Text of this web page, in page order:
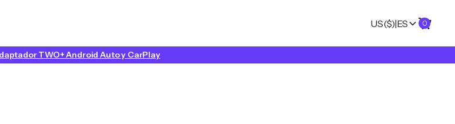
US($)|ES 0
TWO+ Android Auto y CarPlay